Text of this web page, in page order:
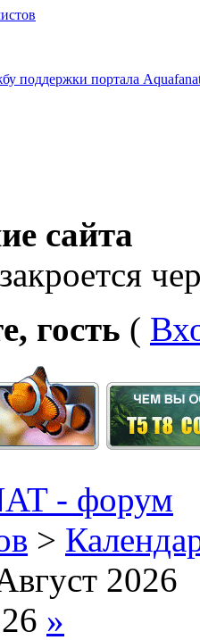
сайта
гость (
- форум
>
2026
»